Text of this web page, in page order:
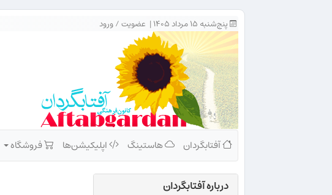
پنج‌شنبه ۱۵ مرداد ۱۴۰۵ | عضویت/ورود
آفتابگردان هاستینگ اپلیکیشن‌ها فروشگاه
درباره‌ آفتابگردان